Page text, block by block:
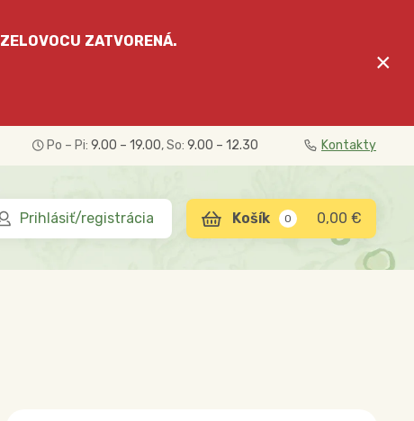
ZELOVOCU ZATVORENÁ.
×
Po – Pi: 9.00 – 19.00, So: 9.00 – 12.30 Kontakty
Prihlásiť/registrácia 0,00 €
0